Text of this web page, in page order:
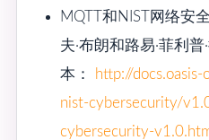
MQTT和NIST网络安
夫·布朗和路易·菲利
本：
http://
nist-cybersecurity/
cybersecurity-